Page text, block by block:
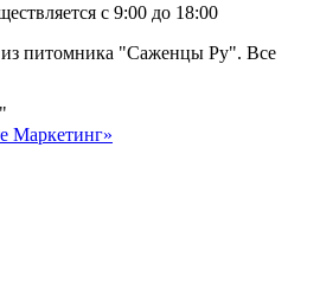
с 9:00 до 18:00
питомника "Саженцы Ру". Все
Маркетинг»